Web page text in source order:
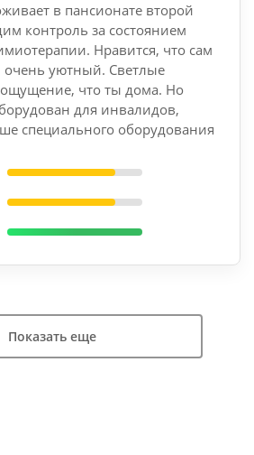
в пансионате второй
контроль за состоянием
Нравится, что сам
уютный. Светлые
что ты дома. Но
для инвалидов,
специального оборудования
Показать еще